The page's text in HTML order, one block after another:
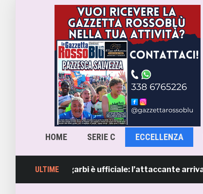
HOME SERIE C ECCELLENZA
ULTIME
Lorenzo Sgarbi è ufficiale: l’attaccante arriva in